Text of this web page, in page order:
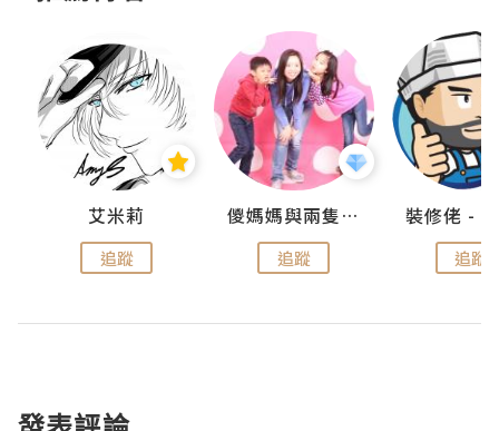
艾米莉
追蹤
儍媽媽與兩隻小魔怪之家
追蹤 追蹤